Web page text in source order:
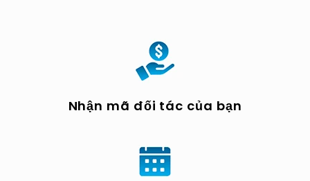
Nhận mã đối tác của bạn